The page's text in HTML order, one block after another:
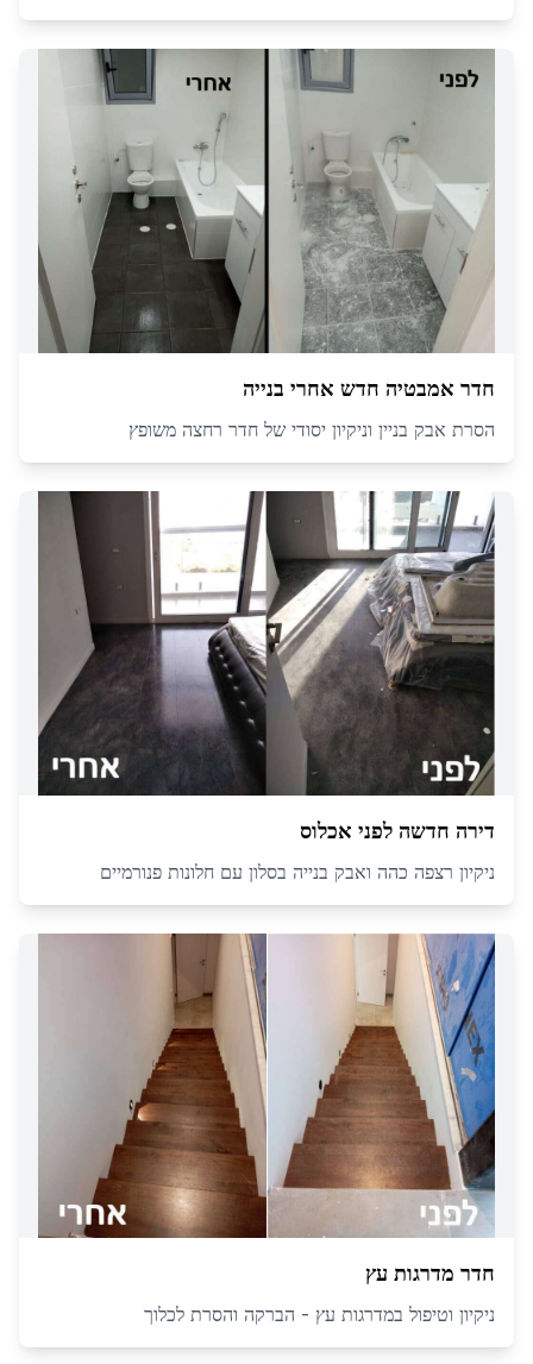
חדר אמבטיה חדש אחרי בנייה
הסרת אבק בניין וניקיון יסודי של חדר רחצה משופץ
דירה חדשה לפני אכלוס
ניקיון רצפה כהה ואבק בנייה בסלון עם חלונות פנורמיים
חדר מדרגות עץ
ניקיון וטיפול במדרגות עץ - הברקה והסרת לכלוך